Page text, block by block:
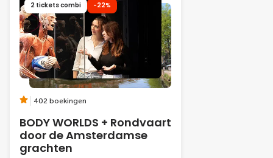
2 tickets combi -22%
402 boekingen
BODY WORLDS + Rondvaart
door de Amsterdamse
grachten